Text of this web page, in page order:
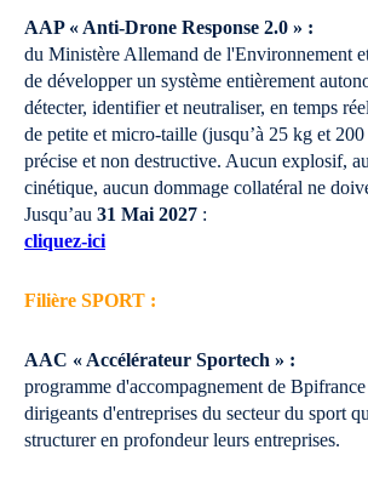
AAP « Anti-Drone Response 2.0 » :
du Ministère Allemand de l'Environnement
de développer un système entièrement
détecter, identifier et neutraliser, en temps
de petite et micro-taille (jusqu’à 25 kg et
précise et non destructive. Aucun explosif,
cinétique, aucun dommage collatéral ne
Jusqu’au 31 Mai 2027 :
cliquez-ici
Filière SPORT :
AAC « Accélérateur Sportech » :
programme d'accompagnement de
dirigeants d'entreprises du secteur du sport
structurer en profondeur leurs entreprises.